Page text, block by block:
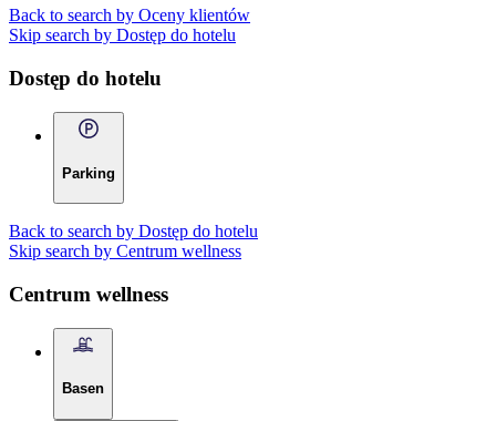
Back to search by Oceny klientów
Skip search by Dostęp do hotelu
Dostęp do hotelu
Parking
Back to search by Dostęp do hotelu
Skip search by Centrum wellness
Centrum wellness
Basen